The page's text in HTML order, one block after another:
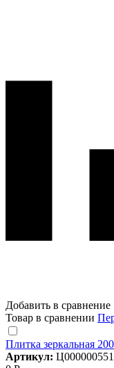
Добавить в сравнение
Товар в сравнении
Плитка зеркальная
Артикул: